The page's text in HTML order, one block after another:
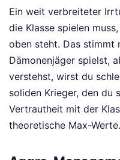
Ein weit verbreiteter
die Klasse spielen
oben steht. Das stimmt
Dämonenjäger spielst,
verstehst, wirst du
soliden Krieger, den du
Vertrautheit mit der
theoretische Max-Werte.